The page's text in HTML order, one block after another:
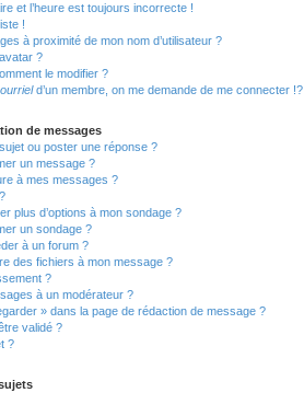
et l’heure est toujours incorrecte !
!
à proximité de mon nom d’utilisateur ?
?
le modifier ?
d’un membre, on me demande de me connecter !?
de messages
ou poster une réponse ?
un message ?
à mes messages ?
plus d’options à mon sondage ?
un sondage ?
à un forum ?
des fichiers à mon message ?
?
à un modérateur ?
» dans la page de rédaction de message ?
validé ?
?